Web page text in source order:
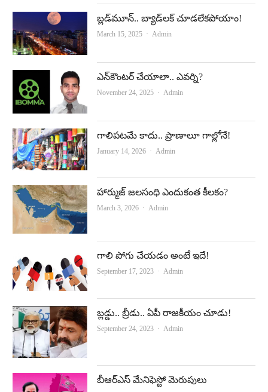
బ్లడ్‌మూన్‌.. బ్యాడ్‌లక్ చూడలేకపోయాం!
March 15, 2025 Author
Admin
ఎన్‌కౌంటర్‌ చేయాలా.. ఎవర్ని?
November 24, 2025 Author
Admin
గాలిపటమే కాదు.. ప్రాణాలూ గాల్లోనే!
January 14, 2026 Author
Admin
హార్ముజ్‌ జలసంధి ఎందుకంత కీలకం?
March 3, 2026 Author
Admin
గాలి పోగు చేయ‌డం అంటే ఇదే!
September 17, 2023 Author
Admin
బ్లడ్డు.. బ్రీడు.. ఏపీ రాజకీయం చూడు!
September 24, 2023 Author
Admin
బీఆర్‌ఎస్‌ మేనిఫెస్టో మెరుపులు